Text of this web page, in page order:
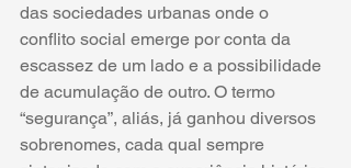
das sociedades urbanas onde o
conflito social emerge por conta da
escassez de um lado e a possibilidade
de acumulação de outro. O termo
“segurança”, aliás, já ganhou diversos
sobrenomes, cada qual sempre